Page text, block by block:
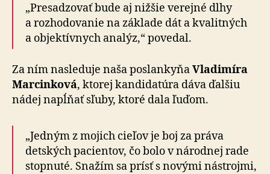
„Presadzovať bude aj nižšie verejné dlhy
a roz­ho­do­va­nie na základe dát a kva­lit­ných
a objek­tív­nych analýz,“ povedal.
Za ním nasleduje naša poslankyňaVladimíra
Marcinková, ktorej kan­di­da­túra dáva ďalšiu
nádej napĺňať sľuby, ktoré dala ľuďom.
„Jedným z mojich cieľov je boj za práva
detských pacientov, čo bolo v ná­rod­nej rade
stop­nuté. Snažím sa prísť s no­vými nástrojmi,